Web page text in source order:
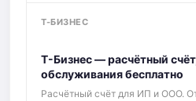
Т-БИЗНЕС
Т-Бизнес — расчётный
обслуживания бесплатно
Расчётный счёт для ИП и ООО.